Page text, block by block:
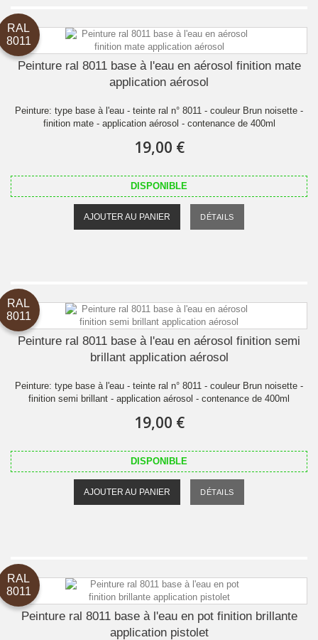
RAL
8011
Peinture ral 8011 base à l'eau en aérosol finition mate
application aérosol
Peinture: type base à l'eau - teinte ral n° 8011 - couleur Brun noisette -
finition mate - application aérosol - contenance de 400ml
19,00 €
DISPONIBLE
AJOUTER AU PANIER DÉTAILS
RAL
8011
Peinture ral 8011 base à l'eau en aérosol finition semi
brillant application aérosol
Peinture: type base à l'eau - teinte ral n° 8011 - couleur Brun noisette -
finition semi brillant - application aérosol - contenance de 400ml
19,00 €
DISPONIBLE
AJOUTER AU PANIER DÉTAILS
RAL
8011
Peinture ral 8011 base à l'eau en pot finition brillante
application pistolet